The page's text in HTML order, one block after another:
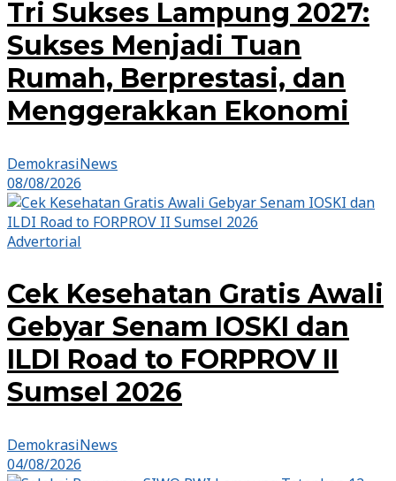
Tri Sukses Lampung 2027:
Sukses Menjadi Tuan
Rumah, Berprestasi, dan
Menggerakkan Ekonomi
DemokrasiNews
08/08/2026
Advertorial
Cek Kesehatan Gratis Awali
Gebyar Senam IOSKI dan
ILDI Road to FORPROV II
Sumsel 2026
DemokrasiNews
04/08/2026